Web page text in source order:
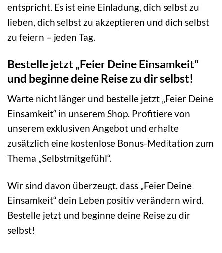
entspricht. Es ist eine Einladung, dich selbst zu
lieben, dich selbst zu akzeptieren und dich selbst
zu feiern – jeden Tag.
Bestelle jetzt „Feier Deine Einsamkeit“
und beginne deine Reise zu dir selbst!
Warte nicht länger und bestelle jetzt „Feier Deine
Einsamkeit“ in unserem Shop. Profitiere von
unserem exklusiven Angebot und erhalte
zusätzlich eine kostenlose Bonus-Meditation zum
Thema „Selbstmitgefühl“.
Wir sind davon überzeugt, dass „Feier Deine
Einsamkeit“ dein Leben positiv verändern wird.
Bestelle jetzt und beginne deine Reise zu dir
selbst!